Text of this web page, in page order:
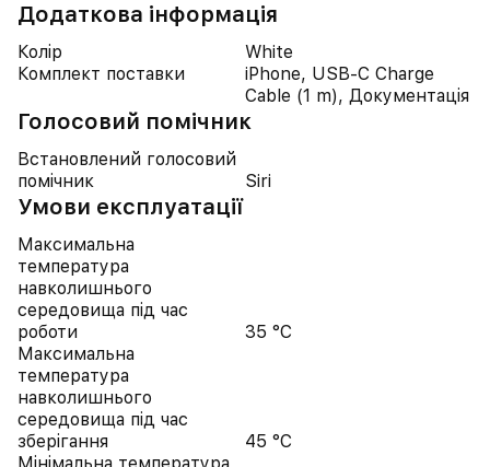
Додаткова інформація
Колір
White
Комплект поставки
iPhone, USB-C Charge
Cable (1 m), Документація
Голосовий помічник
Встановлений голосовий
помічник
Siri
Умови експлуатації
Максимальна
температура
навколишнього
середовища під час
роботи
35 °C
Максимальна
температура
навколишнього
середовища під час
зберігання
45 °C